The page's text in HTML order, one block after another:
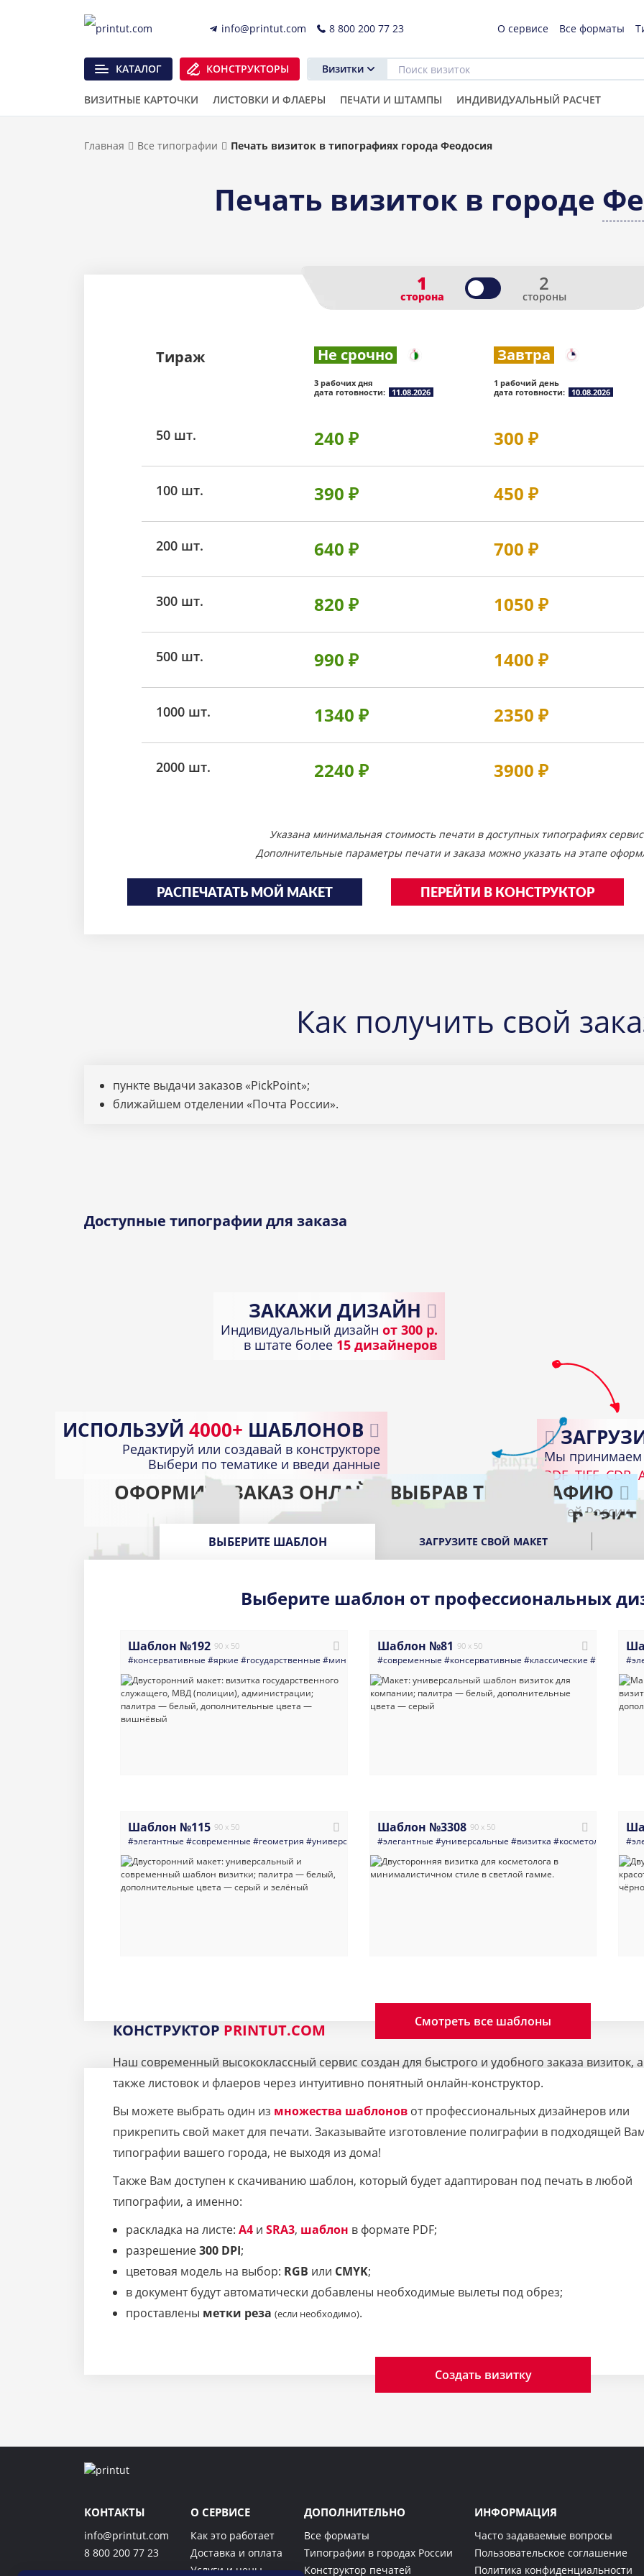
info@printut.com 8 800 200 77 23 О сервисе Все форматы
КАТАЛОГ КОНСТРУКТОРЫ Визитки
ВИЗИТНЫЕ КАРТОЧКИ ЛИСТОВКИ И ФЛАЕРЫ ПЕЧАТИ И ШТАМПЫ ИНДИВИДУАЛЬНЫЙ РАСЧЕТ
Главная Все типографии Печать визиток в типографиях города Феодосия
Печать визиток в городе
1
сторона
2
стороны
Тираж Не срочно
3 рабочих дня
дата готовности:
11.08.2026
Завтра
1 рабочий день
дата готовности:
10.08.2026
50 шт. 240 ₽ 300 ₽
100 шт. 390 ₽ 450 ₽
200 шт. 640 ₽ 700 ₽
300 шт. 820 ₽ 1050 ₽
500 шт. 990 ₽ 1400 ₽
1000 шт. 1340 ₽ 2350 ₽
2000 шт. 2240 ₽ 3900 ₽
Указана минимальная стоимость печати в доступных типографиях
Дополнительные параметры печати и заказа можно указать на этапе
РАСПЕЧАТАТЬ МОЙ МАКЕТ ПЕРЕЙТИ В КОНСТРУКТОР
Как получить свой
пункте выдачи заказов «PickPoint»;
ближайшем отделении «Почта России».
Доступные типографии для заказа
ИСПОЛЬЗУЙ 4000+ ШАБЛОНОВ
Редактируй или создавай в конструкторе
Выбери по тематике и введи данные
Мы принимаем
PDF TIFF CDR
ЗАКАЖИ ДИЗАЙН
Индивидуальный дизайн от 300 р.
в штате более 15 дизайнеров
ОФОРМИТЕ ЗАКАЗ ОНЛАЙН ВЫБРАВ ТИПОГРАФИЮ
Доставка по всей России
ПОЛУЧИТЕ ГОТОВЫЕ
В подходящем пункте выдачи вашего
ВЫБЕРИТЕ ШАБЛОН ЗАГРУЗИТЕ СВОЙ МАКЕТ
Выберите шаблон от профессиональных
Шаблон №192 90 x 50
#консервативные #яркие #государственные #министерство#администрация#светлые#герб #россия #флаг
Шаблон №81 90 x 50
#современные #консервативные #классические
Шаблон №115 90 x 50
#элегантные #современные #геометрия #универсальные#многоцелевые#светлые#современный#универсальный
Шаблон №3308 90 x 50
#элегантные #универсальные #визитка #косметология
Смотреть все шаблоны
КОНСТРУКТОР PRINTUT.COM
Наш современный высококлассный сервис создан для быстрого и удобного заказа визиток, а
также листовок и флаеров через интуитивно понятный онлайн-конструктор.
Вы можете выбрать один из множества шаблонов от профессиональных дизайнеров или
прикрепить свой макет для печати. Заказывайте изготовление полиграфии в подходящей
типографии вашего города, не выходя из дома!
Также Вам доступен к скачиванию шаблон, который будет адаптирован под печать в любой
типографии, а именно:
раскладка на листе: A4 и SRA3, шаблон в формате PDF;
разрешение300 DPI;
цветовая модель на выбор: RGB или CMYK;
в документ будут автоматически добавлены необходимые вылеты под обрез;
проставлены метки реза (если необходимо).
Создать визитку
КОНТАКТЫ
info@printut.com
8 800 200 77 23
О СЕРВИСЕ
Как это работает
Доставка и оплата
Услуги и цены
ДОПОЛНИТЕЛЬНО
Все форматы
Типографии в городах России
Конструктор печатей
ИНФОРМАЦИЯ
Часто задаваемые вопросы
Пользовательское соглашение
Политика конфиденциальности